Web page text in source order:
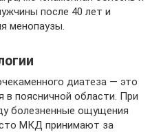
после 40 лет и
менопаузы.
диатеза — это
в поясничной области. При
болезненные ощущения
МКД принимают за